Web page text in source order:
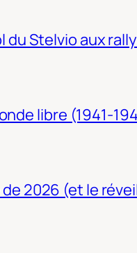
du Stelvio aux
libre (1941-
2026 (et le